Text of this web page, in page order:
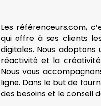
Les référenceurs.com,
qui offre à ses clients
digitales. Nous
réactivité et la
Nous vous
ligne. Dans le but de
des besoins et le conseil